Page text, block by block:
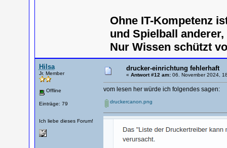
Ohne IT-Kompetenz
und Spielball
Nur Wissen schützt
Hilsa
Jr. Member
Offline
Einträge: 79
Ich liebe dieses Forum!
drucker-einrichtung fehlerhaft
« Antwort #12 am:06. November 2024,
vom lesen her würde ich folgendes sagen:
druckercanon.png